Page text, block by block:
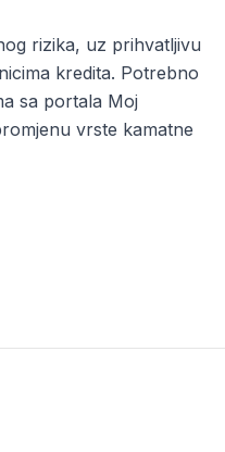
rizika, uz prihvatljivu
kredita. Potrebno
sa portala Moj
vrste kamatne